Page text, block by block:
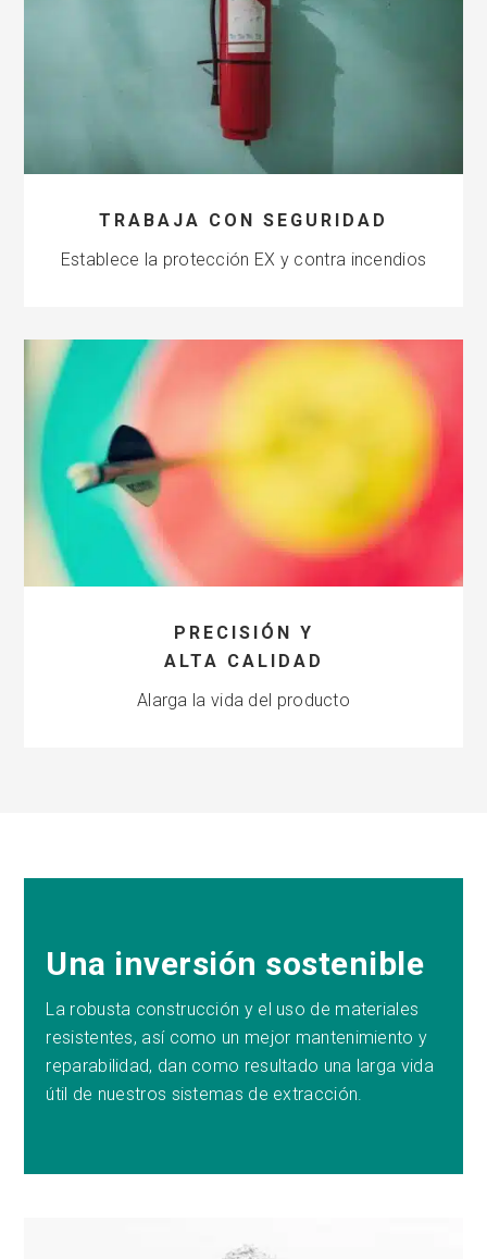
TRABAJA CON SEGURIDAD
Establece la protección EX y contra incendios
PRECISIÓN Y
ALTA CALIDAD
Alarga la vida del producto
Una inversión sostenible
La robusta construcción y el uso de materiales
resistentes, así como un mejor mantenimiento y
reparabilidad, dan como resultado una larga vida
útil de nuestros sistemas de extracción.